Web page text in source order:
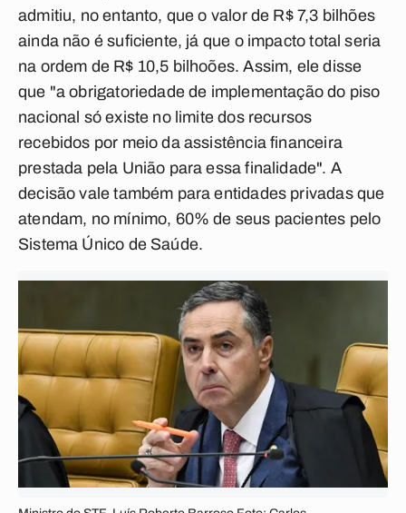
admitiu, no entanto, que o valor de R$ 7,3 bilhões
ainda não é suficiente, já que o impacto total seria
na ordem de R$ 10,5 bilhoões. Assim, ele disse
que "a obrigatoriedade de implementação do piso
nacional só existe no limite dos recursos
recebidos por meio da assistência financeira
prestada pela União para essa finalidade". A
decisão vale também para entidades privadas que
atendam, no mínimo, 60% de seus pacientes pelo
Sistema Único de Saúde.